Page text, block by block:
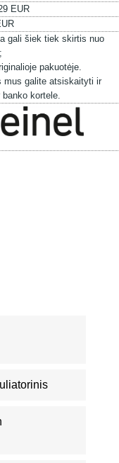
EUR
gali šiek tiek skirtis nuo
pakuotėje.
mus galite atsiskaityti ir
kortele.